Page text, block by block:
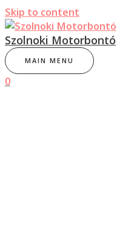
Skip to content
Szolnoki Motorbontó
MAIN MENU
0